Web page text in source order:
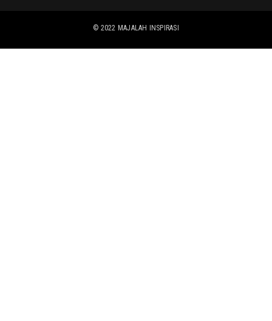
© 2022 MAJALAH INSPIRASI